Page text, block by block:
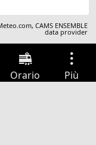
,CAMS ENSEMBLE
data provider
Orario Più